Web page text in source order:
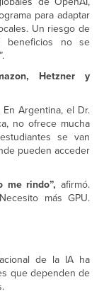
para adaptar
Un riesgo de
beneficios no se
Hetzner y
Argentina, el Dr.
no ofrece mucha
se van
pueden acceder
me rindo”, afirmó.
más GPU.
de la IA ha
que dependen de